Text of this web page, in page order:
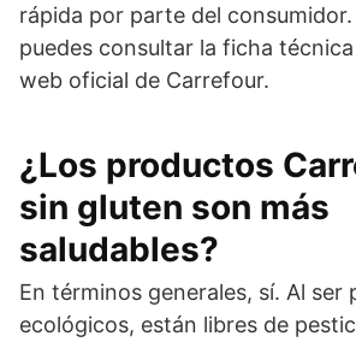
rápida por parte del consumidor.
puedes consultar la ficha
web oficial de Carrefour.
¿Los productos
sin gluten son más
saludables?
En términos generales, sí. Al ser
ecológicos, están libres de